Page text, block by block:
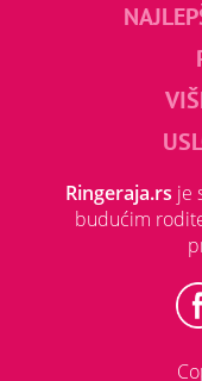
Ringeraja.rs je
budućim